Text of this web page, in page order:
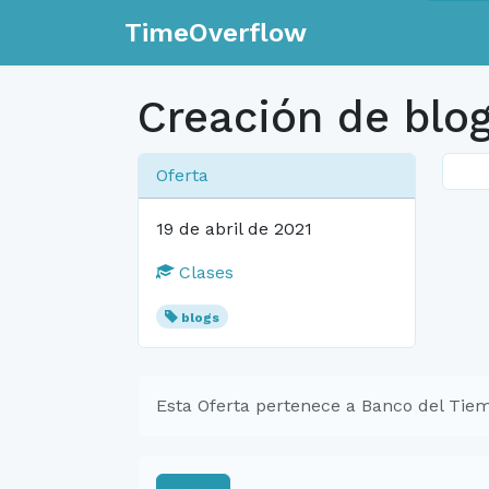
TimeOverflow
Creación de
Oferta
19 de abril de 2021
Clases
blogs
Esta Oferta pertenece a Banco del